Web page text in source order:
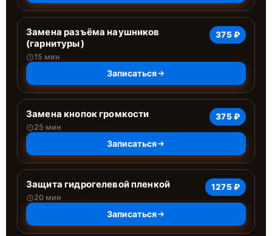
Замена разъёма наушников
(гарнитуры)
15 мин
375 ₽
Записаться
Замена кнопок громкости
25 мин
375 ₽
Записаться
Защита гидрогелевой пленкой
20 мин
1275 ₽
Записаться